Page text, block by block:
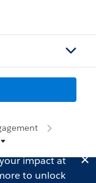
impact at
to unlock